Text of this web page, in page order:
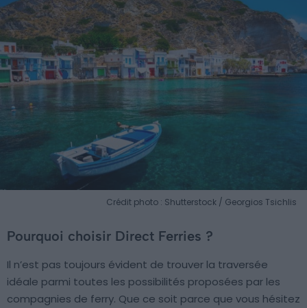
Crédit photo : Shutterstock / Georgios Tsichlis
Pourquoi choisir Direct Ferries ?
Il n’est pas toujours évident de trouver la traversée
idéale parmi toutes les possibilités proposées par les
compagnies de ferry. Que ce soit parce que vous hésitez